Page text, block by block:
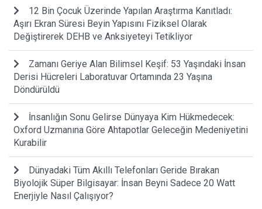
12 Bin Çocuk Üzerinde Yapılan Araştırma Kanıtladı:
Aşırı Ekran Süresi Beyin Yapısını Fiziksel Olarak
Değiştirerek DEHB ve Anksiyeteyi Tetikliyor
Zamanı Geriye Alan Bilimsel Keşif: 53 Yaşındaki İnsan
Derisi Hücreleri Laboratuvar Ortamında 23 Yaşına
Döndürüldü
İnsanlığın Sonu Gelirse Dünyaya Kim Hükmedecek:
Oxford Uzmanına Göre Ahtapotlar Geleceğin Medeniyetini
Kurabilir
Dünyadaki Tüm Akıllı Telefonları Geride Bırakan
Biyolojik Süper Bilgisayar: İnsan Beyni Sadece 20 Watt
Enerjiyle Nasıl Çalışıyor?